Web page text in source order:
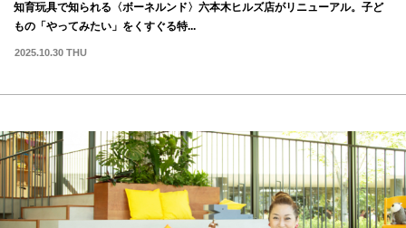
知育玩具で知られる〈ボーネルンド〉六本木ヒルズ店がリニューアル。子ど
もの「やってみたい」をくすぐる特...
2025.10.30 THU